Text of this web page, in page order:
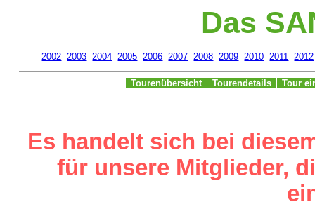
Das
2002 2003 2004 2005 2006 2007 2008 2009 2010 2011 2012
Tourenübersicht Tourendetails Tour
Es handelt sich bei
für unsere Mitglieder,